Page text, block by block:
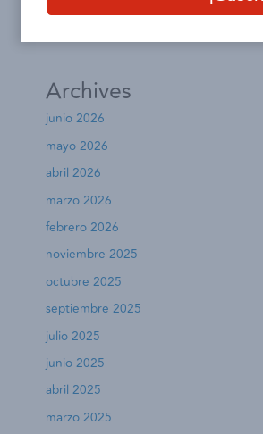
Archives
junio 2026
mayo 2026
abril 2026
marzo 2026
febrero 2026
noviembre 2025
octubre 2025
septiembre 2025
julio 2025
junio 2025
abril 2025
marzo 2025